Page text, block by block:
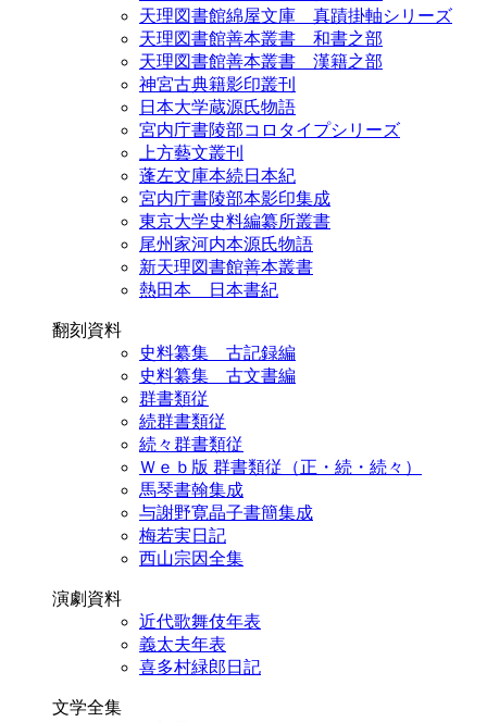
天理図書館綿屋文庫 真蹟掛軸シリーズ
天理図書館善本叢書 和書之部
天理図書館善本叢書 漢籍之部
神宮古典籍影印叢刊
日本大学蔵源氏物語
宮内庁書陵部コロタイプシリーズ
上方藝文叢刊
蓬左文庫本続日本紀
宮内庁書陵部本影印集成
東京大学史料編纂所叢書
尾州家河内本源氏物語
新天理図書館善本叢書
熱田本 日本書紀
翻刻資料
史料纂集 古記録編
史料纂集 古文書編
群書類従
続群書類従
続々群書類従
Ｗｅｂ版 群書類従（正・続・続々）
馬琴書翰集成
与謝野寛晶子書簡集成
梅若実日記
西山宗因全集
演劇資料
近代歌舞伎年表
義太夫年表
喜多村緑郎日記
文学全集